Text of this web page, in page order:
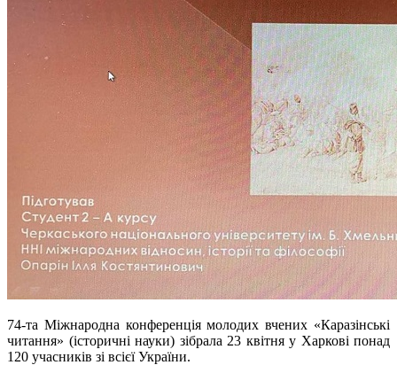
74-та Міжнародна конференція молодих вчених «Каразінські
читання» (історичні науки) зібрала 23 квітня у Харкові понад
120 учасників зі всієї України.